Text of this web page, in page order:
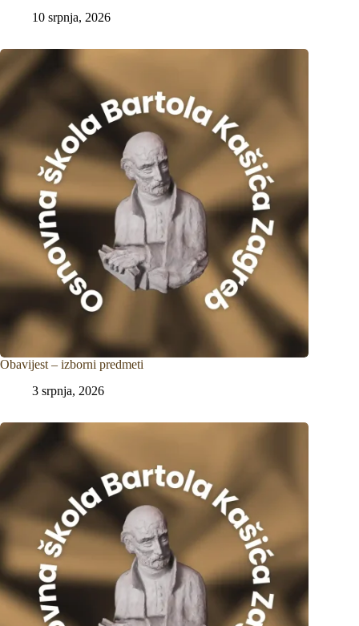
10 srpnja, 2026
Obavijest – izborni predmeti
3 srpnja, 2026